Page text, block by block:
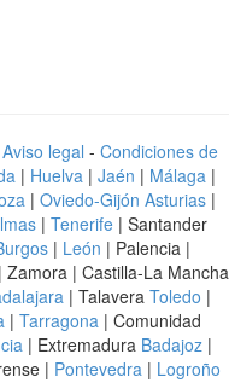
Aviso legal - Condiciones de
| Huelva| Jaén | Málaga|
| Oviedo-Gijón Asturias |
| Tenerife| Santander
| León | Palencia |
| Zamora | Castilla-La Mancha
| Talavera Toledo |
| Tarragona| Comunidad
| Extremadura Badajoz |
| Pontevedra| Logroño